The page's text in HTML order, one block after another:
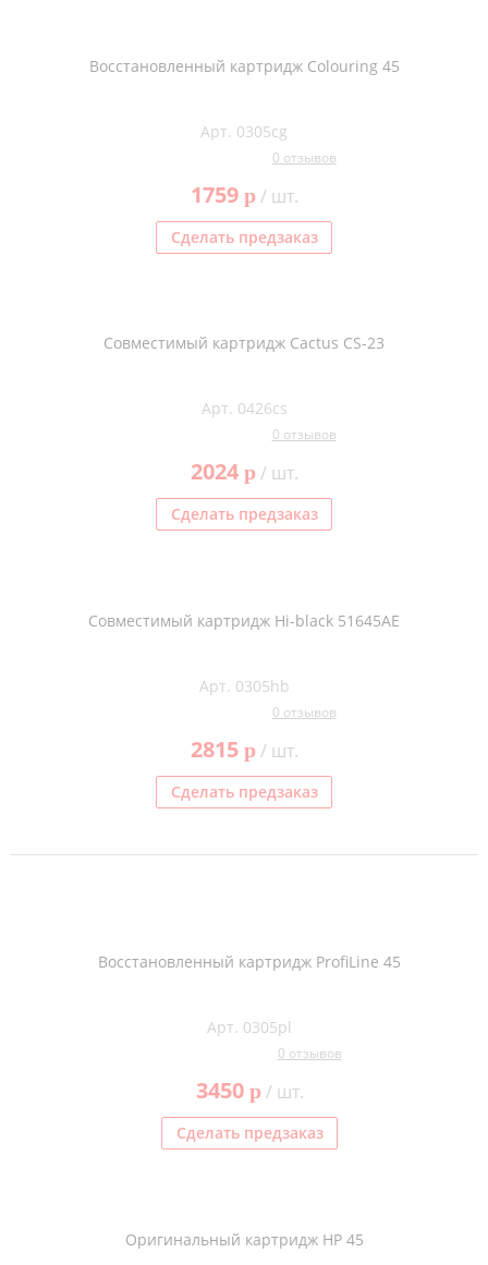
Восстановленный картридж Colouring 45
Арт. 0305cg
0 отзывов
1759 p/ шт.
Сделать предзаказ
Совместимый картридж Cactus CS-23
Арт. 0426cs
0 отзывов
2024 p/ шт.
Сделать предзаказ
Совместимый картридж Hi-black 51645AE
Арт. 0305hb
0 отзывов
2815 p/ шт.
Сделать предзаказ
Восстановленный картридж ProfiLine 45
Арт. 0305pl
0 отзывов
3450 p/ шт.
Сделать предзаказ
Оригинальный картридж HP 45